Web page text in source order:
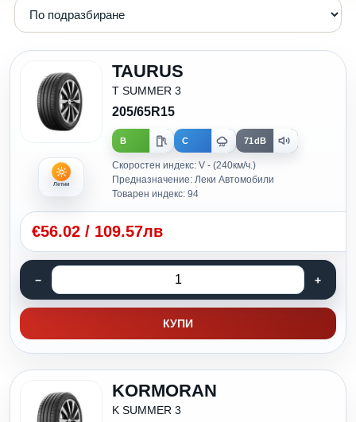
Летни
TAURUS
T SUMMER 3
205/65R15
B C 71dB
Скоростен индекс: V - (240км/ч.)
Предназначение: Леки Автомобили
Товарен индекс: 94
€56.02 / 109.57лв
КУПИ
KORMORAN
K SUMMER 3